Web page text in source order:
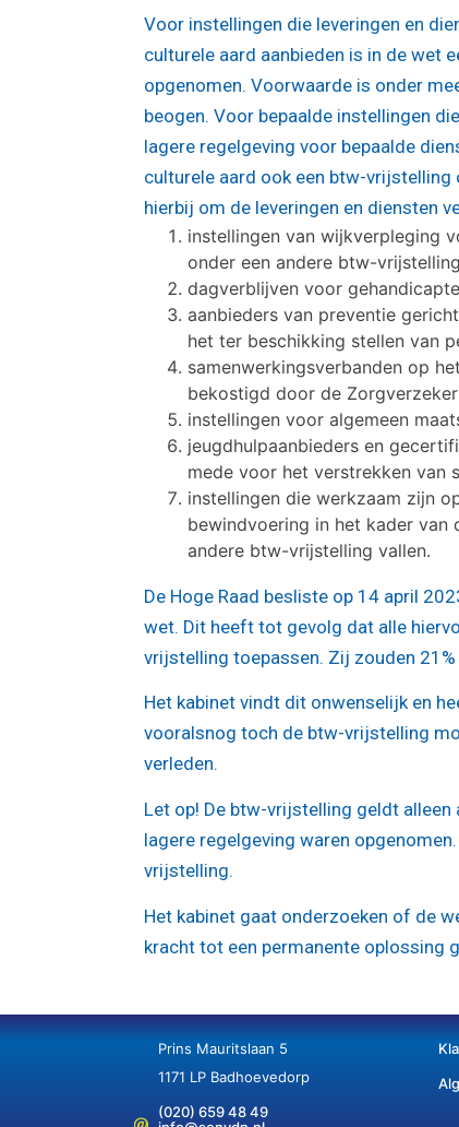
Voor instellingen die leveringen en
culturele aard aanbieden is in de wet
opgenomen. Voorwaarde is onder
beogen. Voor bepaalde instellingen
lagere regelgeving voor bepaalde
culturele aard ook een btw-vrijstelling
hierbij om de leveringen en diensten
instellingen van wijkverpleging
onder een andere btw-
dagverblijven voor
aanbieders van preventie
het ter beschikking stellen van
samenwerkingsverbanden op
bekostigd door de
instellingen voor algemeen
jeugdhulpaanbieders en
mede voor het verstrekken van
instellingen die werkzaam zijn
bewindvoering in het kader van
andere btw-vrijstelling vallen.
De Hoge Raad besliste op 14 april
wet. Dit heeft tot gevolg dat alle
vrijstelling toepassen. Zij zouden
Het kabinet vindt dit onwenselijk en
vooralsnog toch de btw-vrijstelling
verleden.
Let op! De btw-vrijstelling geldt alleen
lagere regelgeving waren
vrijstelling.
Het kabinet gaat onderzoeken of de
kracht tot een permanente oplossing
Prins Mauritslaan 5
1171 LP Badhoevedorp
(020) 659 48 49